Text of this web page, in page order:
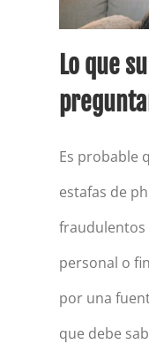
Lo que
Es probable
estafas de
fraudulentos
personal o
por una
que debe